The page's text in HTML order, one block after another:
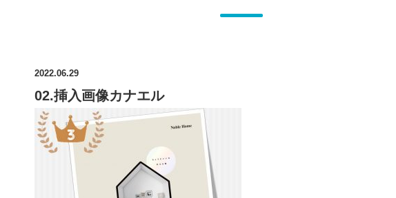
2022.06.29
02.挿入画像カナエル